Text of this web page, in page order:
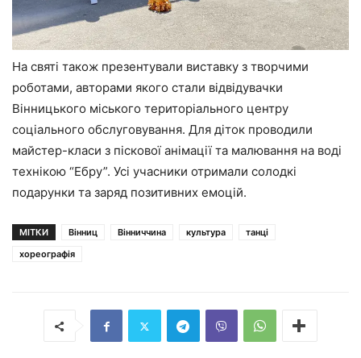
На святі також презентували виставку з творчими
роботами, авторами якого стали відвідувачки
Вінницького міського територіального центру
соціального обслуговування. Для діток проводили
майстер-класи з піскової анімації та малювання на воді
технікою “Ебру”. Усі учасники отримали солодкі
подарунки та заряд позитивних емоцій.
МІТКИ Вінниц Вінниччина культура
танці
хореографія